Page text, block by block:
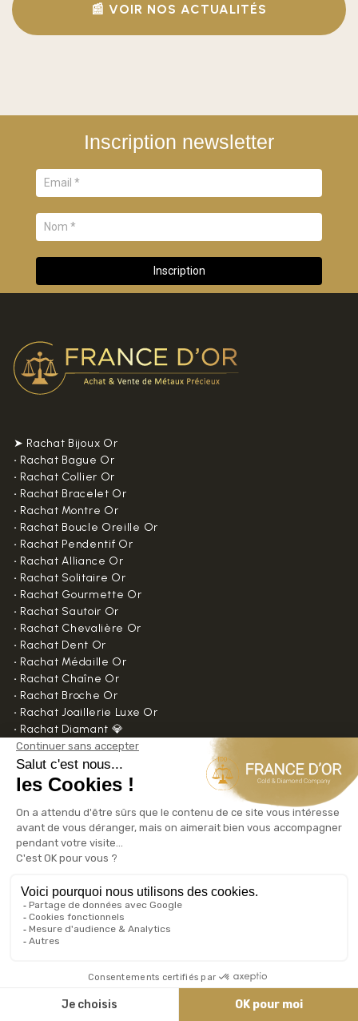
📰 VOIR NOS ACTUALITÉS
Inscription newsletter
➤ Rachat Bijoux Or
• Rachat Bague Or
• Rachat Collier Or
• Rachat Bracelet Or
• Rachat Montre Or
• Rachat Boucle Oreille Or
• Rachat Pendentif Or
• Rachat Alliance Or
• Rachat Solitaire Or
• Rachat Gourmette Or
• Rachat Sautoir Or
• Rachat Chevalière Or
• Rachat Dent Or
• Rachat Médaille Or
• Rachat Chaîne Or
• Rachat Broche Or
• Rachat Joaillerie Luxe Or
• Rachat Diamant 💎
•Rachat Diamant avec notre partenaire GalDiamant
➤ Rachat Pièces Et Lingots
•Rachat Lingots Or
•Rachat Pièces Argent
📅 PRENDRE RDV
🔔 NOUS SUIVRE